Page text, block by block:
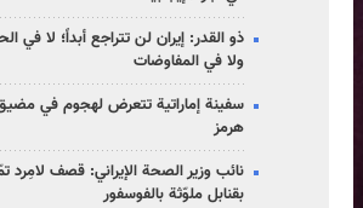
ذو القدر: إيران لن تتراجع أبداً؛ لا في
ولا في المفاوضات
سفينة إماراتية تتعرض لهجوم في
هرمز
نائب وزير الصحة الإيراني: قصف لامِرد
بقنابل ملوّثة بالفوسفور